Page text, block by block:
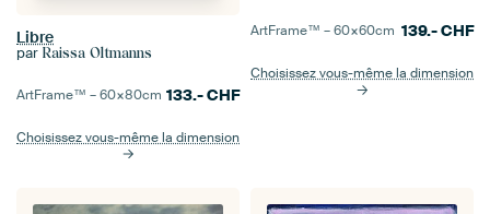
Libre
par Raissa Oltmanns
ArtFrame™ –60×80cm 133.-CHF
Choisissez vous-même la dimension
ArtFrame™ –60×60cm 139.-CHF
Choisissez vous-même la dimension